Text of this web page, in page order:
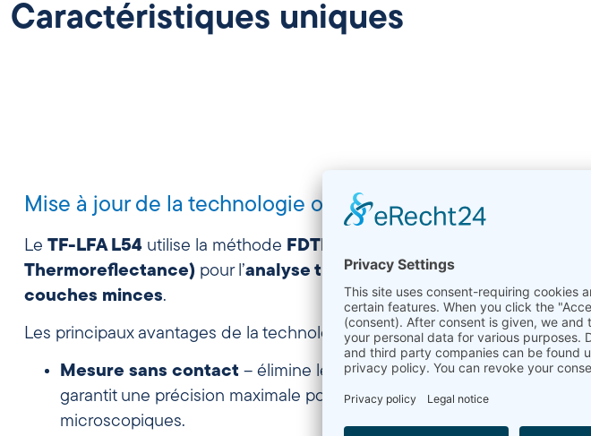
Caractéristiques uniques
Mise à jour de la technologie optique
Le TF-LFA L54 utilise la méthode FDTR (Frequency Domain
Thermoreflectance) pour l’analyse thermique sans contact des
couches minces.
Les principaux avantages de la technologie FDTR sont les suivants :
Mesure sans contact – élimine les interférences mécaniques et
garantit une précision maximale pour les échantillons sensibles ou
microscopiques.